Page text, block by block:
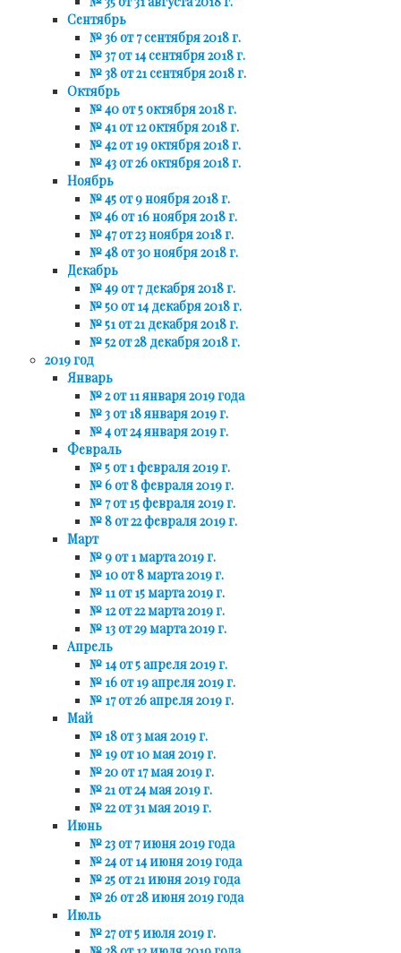
Сентябрь
№ 36 от 7 сентября 2018 г.
№ 37 от 14 сентября 2018 г.
№ 38 от 21 сентября 2018 г.
Октябрь
№ 40 от 5 октября 2018 г.
№ 41 от 12 октября 2018 г.
№ 42 от 19 октября 2018 г.
№ 43 от 26 октября 2018 г.
Ноябрь
№ 45 от 9 ноября 2018 г.
№ 46 от 16 ноября 2018 г.
№ 47 от 23 ноября 2018 г.
№ 48 от 30 ноября 2018 г.
Декабрь
№ 49 от 7 декабря 2018 г.
№ 50 от 14 декабря 2018 г.
№ 51 от 21 декабря 2018 г.
№ 52 от 28 декабря 2018 г.
2019 год
Январь
№ 2 от 11 января 2019 года
№ 3 от 18 января 2019 г.
№ 4 от 24 января 2019 г.
Февраль
№ 5 от 1 февраля 2019 г.
№ 6 от 8 февраля 2019 г.
№ 7 от 15 февраля 2019 г.
№ 8 от 22 февраля 2019 г.
Март
№ 9 от 1 марта 2019 г.
№ 10 от 8 марта 2019 г.
№ 11 от 15 марта 2019 г.
№ 12 от 22 марта 2019 г.
№ 13 от 29 марта 2019 г.
Апрель
№ 14 от 5 апреля 2019 г.
№ 16 от 19 апреля 2019 г.
№ 17 от 26 апреля 2019 г.
Май
№ 18 от 3 мая 2019 г.
№ 19 от 10 мая 2019 г.
№ 20 от 17 мая 2019 г.
№ 21 от 24 мая 2019 г.
№ 22 от 31 мая 2019 г.
Июнь
№ 23 от 7 июня 2019 года
№ 24 от 14 июня 2019 года
№ 25 от 21 июня 2019 года
№ 26 от 28 июня 2019 года
Июль
№ 27 от 5 июля 2019 г.